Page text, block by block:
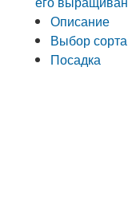
Описание
Выбор сорта
Посадка